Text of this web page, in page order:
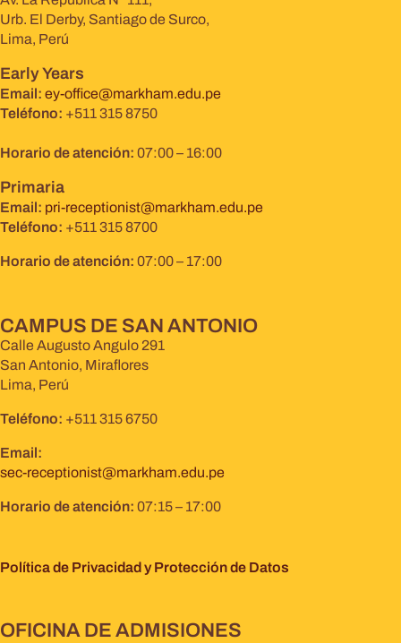
Urb. El Derby, Santiago de Surco,
Lima, Perú
Early Years
Email: ey-office@markham.edu.pe
Teléfono: +511 315 8750
Horario de atención: 07:00 – 16:00
Primaria
Email: pri-receptionist@markham.edu.pe
Teléfono: +511 315 8700
Horario de atención: 07:00 – 17:00
CAMPUS DE SAN ANTONIO
Calle Augusto Angulo 291
San Antonio, Miraflores
Lima, Perú
Teléfono: +511 315 6750
Email:
sec-receptionist@markham.edu.pe
Horario de atención: 07:15 – 17:00
Política de Privacidad y Protección de Datos
OFICINA DE ADMISIONES